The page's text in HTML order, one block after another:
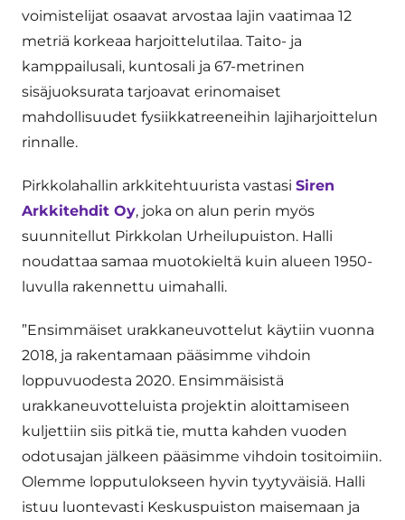
voimistelijat osaavat arvostaa lajin vaatimaa 12
metriä korkeaa harjoittelutilaa. Taito- ja
kamppailusali, kuntosali ja 67-metrinen
sisäjuoksurata tarjoavat erinomaiset
mahdollisuudet fysiikkatreeneihin lajiharjoittelun
rinnalle.
Pirkkolahallin arkkitehtuurista vastasi Siren
Arkkitehdit Oy, joka on alun perin myös
suunnitellut Pirkkolan Urheilupuiston. Halli
noudattaa samaa muotokieltä kuin alueen 1950-
luvulla rakennettu uimahalli.
”Ensimmäiset urakkaneuvottelut käytiin vuonna
2018, ja rakentamaan pääsimme vihdoin
loppuvuodesta 2020. Ensimmäisistä
urakkaneuvotteluista projektin aloittamiseen
kuljettiin siis pitkä tie, mutta kahden vuoden
odotusajan jälkeen pääsimme vihdoin tositoimiin.
Olemme lopputulokseen hyvin tyytyväisiä. Halli
istuu luontevasti Keskuspuiston maisemaan ja